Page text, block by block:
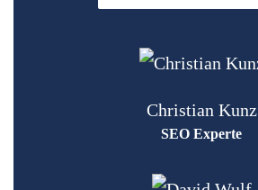
Christian Kunz
SEO Experte